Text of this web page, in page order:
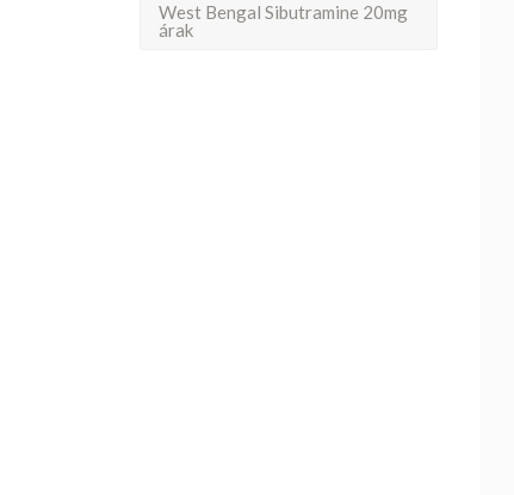
West Bengal Sibutramine 20mg
árak